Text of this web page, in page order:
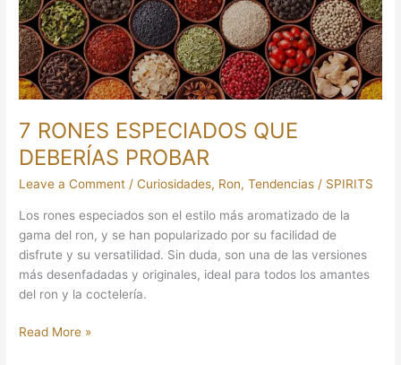
7 RONES ESPECIADOS QUE
DEBERÍAS PROBAR
Leave a Comment /Curiosidades, Ron,Tendencias / SPIRITS
Los rones especiados son el estilo más aromatizado de la
gama del ron, y se han popularizado por su facilidad de
disfrute y su versatilidad. Sin duda, son una de las versiones
más desenfadadas y originales, ideal para todos los amantes
del ron y la coctelería.
PROBAR
Read More »